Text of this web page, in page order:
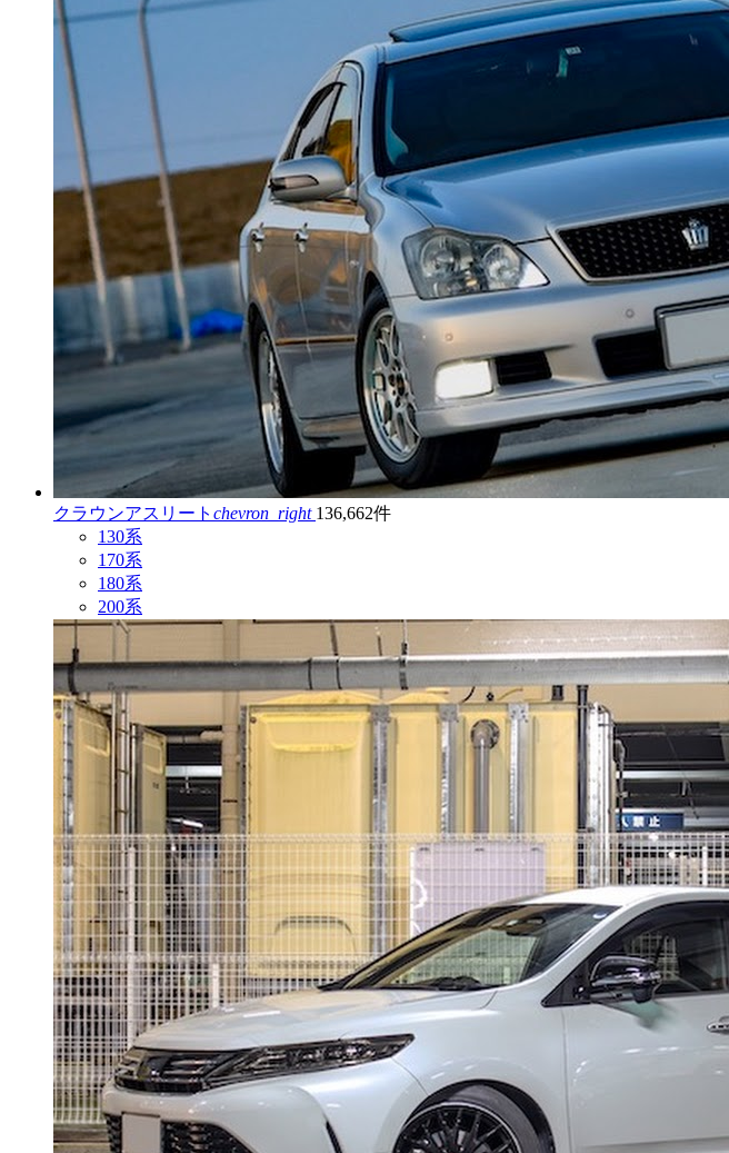
クラウンアスリート chevron_right 136,662件
130系
170系
180系
200系